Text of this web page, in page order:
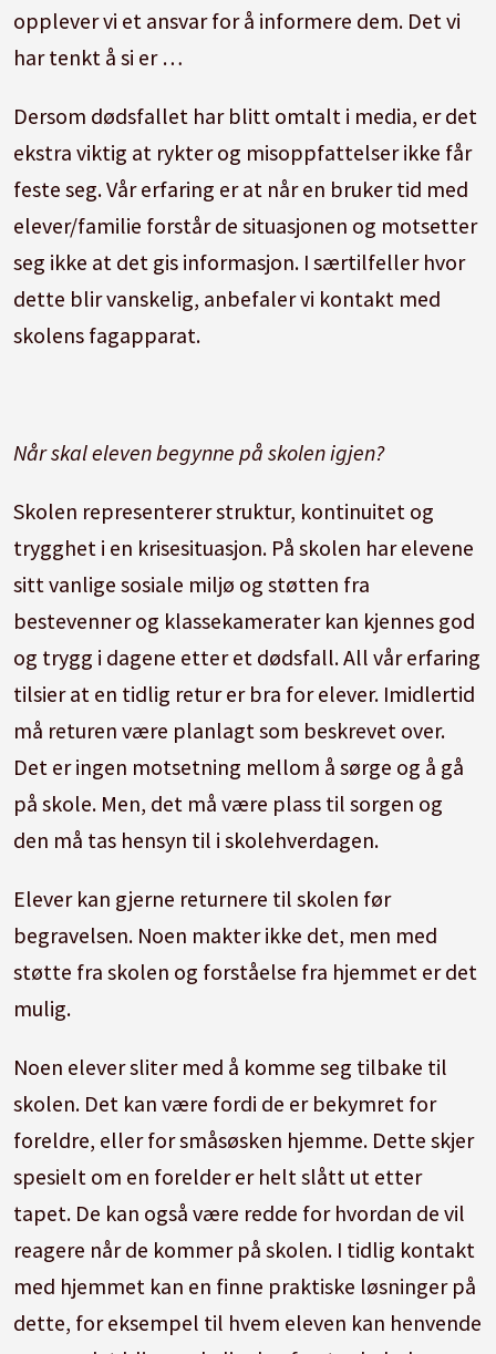
opplever vi et ansvar for å informere dem. Det vi
har tenkt å si er …
Dersom dødsfallet har blitt omtalt i media, er det
ekstra viktig at rykter og misoppfattelser ikke får
feste seg. Vår erfaring er at når en bruker tid med
elever/familie forstår de situasjonen og motsetter
seg ikke at det gis informasjon. I særtilfeller hvor
dette blir vanskelig, anbefaler vi kontakt med
skolens fagapparat.
Når skal eleven begynne på skolen igjen?
Skolen representerer struktur, kontinuitet og
trygghet i en krisesituasjon. På skolen har elevene
sitt vanlige sosiale miljø og støtten fra
bestevenner og klassekamerater kan kjennes god
og trygg i dagene etter et dødsfall. All vår erfaring
tilsier at en tidlig retur er bra for elever. Imidlertid
må returen være planlagt som beskrevet over.
Det er ingen motsetning mellom å sørge og å gå
på skole. Men, det må være plass til sorgen og
den må tas hensyn til i skolehverdagen.
Elever kan gjerne returnere til skolen før
begravelsen. Noen makter ikke det, men med
støtte fra skolen og forståelse fra hjemmet er det
mulig.
Noen elever sliter med å komme seg tilbake til
skolen. Det kan være fordi de er bekymret for
foreldre, eller for småsøsken hjemme. Dette skjer
spesielt om en forelder er helt slått ut etter
tapet. De kan også være redde for hvordan de vil
reagere når de kommer på skolen. I tidlig kontakt
med hjemmet kan en finne praktiske løsninger på
dette, for eksempel til hvem eleven kan henvende